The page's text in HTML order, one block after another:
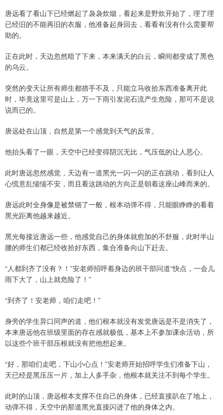
唐远看了看山下已经燃起了袅袅炊烟，看起来是野炊开始了，理了理
已经旧的不能再旧的衣服，他准备起身回去，看看有没有什么需要帮
助的。
正在此时，天边忽然暗了下来，本来满天的白云，瞬间都变成了黑色
的乌云。
突然的变天让所有师生都措手不及，只能立马收拾东西准备离开此
时，毕竟这里可是山上，万一下雨引发泥石流产生危险，那可不是说
说而已的。
唐远处在山顶，自然是第一个感觉到天气的反常。
他抬头看了一眼，天空中已经变得阴沉无比，气压低的让人恶心。
此时唐远忽然感觉，天边有一道黑光一闪一闪的正在跳动，看到让人
心慌意乱惴惴不安，而且看这跳动的方向正是朝着这座山峰而来的。
唐远此时全身像是被禁锢了一般，根本动弹不得，只能眼睁睁的看着
黑光距离他越来越近。
黑光每接近唐远一些，他感觉自己的身体就愈加的不舒服，此时半山
腰的师生们都已经收拾好东西，集合准备向山下赶去。
“人都到齐了没有？！”安老师招呼着身边的班干部问道“快点，一会儿
雨下大了，山上就危险了！”
“到齐了！安老师，咱们走吧！”
身旁的学生异口同声的道，他们根本就没有发觉唐远是不是消失了，
本来唐远他在班级里面的存在感就极低，基本上不参加课余活动，所
以这些个班干部压根就没有把他想起来。
“好，那咱们走吧，下山小心点！”安老师开始招呼学生们准备下山，
天已经是黑压压一片，加上人多手杂，他根本就关注不到每个学生。
此时的山顶，唐远根本支撑不住自己的身体，已经直接趴在了地上，
动弹不得，天空中的那道黑光直接闪进了他的身体之内。